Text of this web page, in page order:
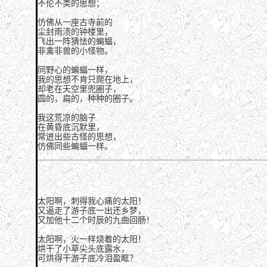
不伦不类的思想；
仿佛从一座古寺前的
尘封雨渍的钟楼里，
飞出一阵猜怯的蝙蝠，
非禽非兽的小怪物。
同野心的蝙蝠一样，
我的思想不肯只爬在地上，
却老在天空里兜圈子，
圆的，扁的，种种的圈子。
我这荒凉的脑子
在黄昏底沉默里，
常迸出些古怪的思想，
仿佛同些蝙蝠一样。
太阳啊，刺得我心痛的太阳！
又逼走了游子底一出还乡梦，
又加他十二个时辰的九曲回肠！
太阳啊，火一样烧着的太阳！
烘干了小草尖头底露水，
可烘得干游子底冷泪盈眶？